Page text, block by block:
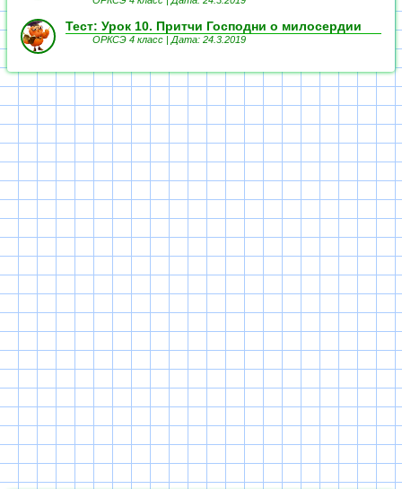
Тест: Урок 10. Притчи Господни о милосердии
ОРКСЭ 4 класс | Дата: 24.3.2019